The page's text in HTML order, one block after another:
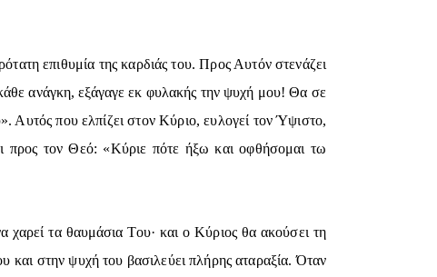
επιθυμία της καρδιάς του. Προς Αυτόν στενάζει
ανάγκη, εξάγαγε εκ φυλακής την ψυχή μου! Θα σε
Αυτός που ελπίζει στον Κύριο, ευλογεί τον Ύψιστο,
προς τον Θεό: «Κύριε πότε ήξω και οφθήσομαι τω
χαρεί τα θαυμάσια Του· και ο Κύριος θα ακούσει τη
και στην ψυχή του βασιλεύει πλήρης αταραξία. Όταν